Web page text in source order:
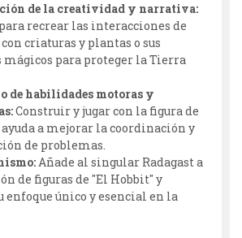
de la creatividad y narrativa:
recrear las interacciones de
con criaturas y plantas o sus
mágicos para proteger la Tierra
de habilidades motoras y
Construir y jugar con la figura de
ayuda a mejorar la coordinación y
de problemas.
Añade al singular Radagast a
de figuras de "El Hobbit" y
enfoque único y esencial en la